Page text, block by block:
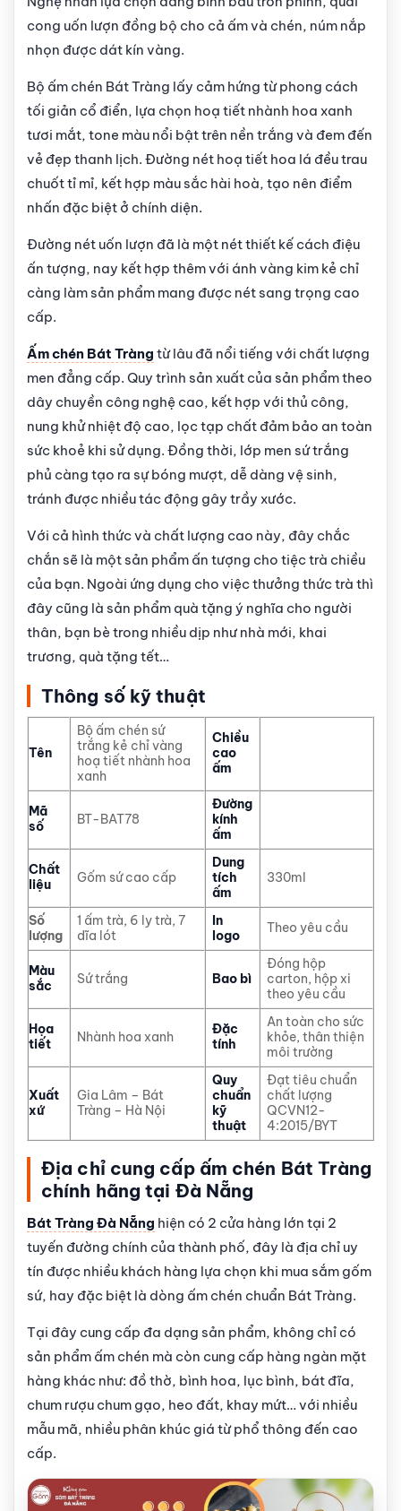
cong uốn lượn đồng bộ cho cả ấm và chén, núm nắp
nhọn được dát kín vàng.
Bộ ấm chén Bát Tràng lấy cảm hứng từ phong cách
tối giản cổ điển, lựa chọn hoạ tiết nhành hoa xanh
tươi mắt, tone màu nổi bật trên nền trắng và đem đến
vẻ đẹp thanh lịch. Đường nét hoạ tiết hoa lá đều trau
chuốt tỉ mỉ, kết hợp màu sắc hài hoà, tạo nên điểm
nhấn đặc biệt ở chính diện.
Đường nét uốn lượn đã là một nét thiết kế cách điệu
ấn tượng, nay kết hợp thêm với ánh vàng kim kẻ chỉ
càng làm sản phẩm mang được nét sang trọng cao
cấp.
Ấm chén Bát Tràng từ lâu đã nổi tiếng với chất lượng
men đẳng cấp. Quy trình sản xuất của sản phẩm theo
dây chuyền công nghệ cao, kết hợp với thủ công,
nung khử nhiệt độ cao, lọc tạp chất đảm bảo an toàn
sức khoẻ khi sử dụng. Đồng thời, lớp men sứ trắng
phủ càng tạo ra sự bóng mượt, dễ dàng vệ sinh,
tránh được nhiều tác động gây trầy xước.
Với cả hình thức và chất lượng cao này, đây chắc
chắn sẽ là một sản phẩm ấn tượng cho tiệc trà chiều
của bạn. Ngoài ứng dụng cho việc thưởng thức trà thì
đây cũng là sản phẩm quà tặng ý nghĩa cho người
thân, bạn bè trong nhiều dịp như nhà mới, khai
trương, quà tặng tết…
Thông số kỹ thuật
Tên
Bộ ấm chén sứ
trắng kẻ chỉ vàng
hoạ tiết nhành hoa
xanh
Chiều
cao
ấm
Mã
số
BT-BAT78
Đường
kính
ấm
Chất
liệu
Gốm sứ cao cấp
Dung
tích
ấm
330ml
Số
lượng
1 ấm trà, 6 ly trà, 7
dĩa lót
In
logo
Theo yêu cầu
Màu
sắc
Sứ trắng Bao bì
Đóng hộp
carton, hộp xi
theo yêu cầu
Họa
tiết
Nhành hoa xanh
Đặc
tính
An toàn cho sức
khỏe, thân thiện
môi trường
Xuất
xứ
Gia Lâm – Bát
Tràng – Hà Nội
Quy
chuẩn
kỹ
thuật
Đạt tiêu chuẩn
chất lượng
QCVN12-
4:2015/BYT
Địa chỉ cung cấp ấm chén Bát Tràng
chính hãng tại Đà Nẵng
Bát Tràng Đà Nẵng hiện có 2 cửa hàng lớn tại 2
tuyến đường chính của thành phố, đây là địa chỉ uy
tín được nhiều khách hàng lựa chọn khi mua sắm gốm
sứ, hay đặc biệt là dòng ấm chén chuẩn Bát Tràng.
Tại đây cung cấp đa dạng sản phẩm, không chỉ có
sản phẩm ấm chén mà còn cung cấp hàng ngàn mặt
hàng khác như: đồ thờ, bình hoa, lục bình, bát đĩa,
chum rượu chum gạo, heo đất, khay mứt… với nhiều
mẫu mã, nhiều phân khúc giá từ phổ thông đến cao
cấp.